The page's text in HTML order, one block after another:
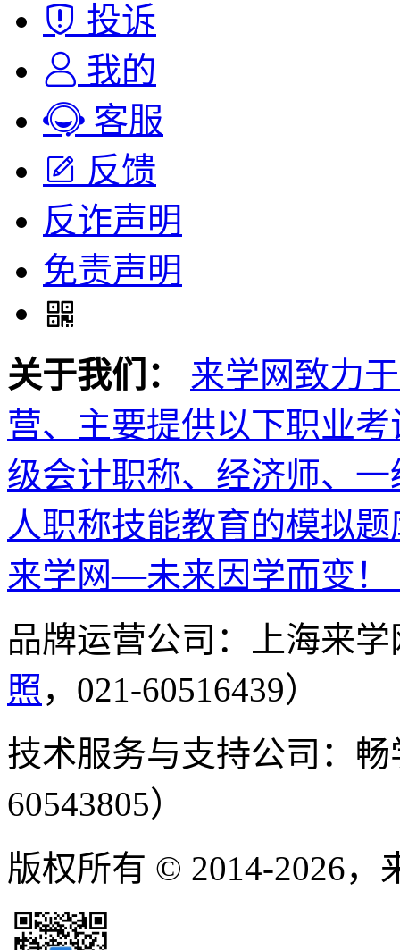
投诉
我的
客服
反馈
反诈声明
免责声明
关于我们：
来学网致力
营、主要提供以下职业
级会计职称、经济师、
人职称技能教育的模拟
来学网—未来因学而变！
品牌运营公司：上海来
照 ，021-60516439）
技术服务与支持公司：
60543805）
版权所有 © 2014-2026，